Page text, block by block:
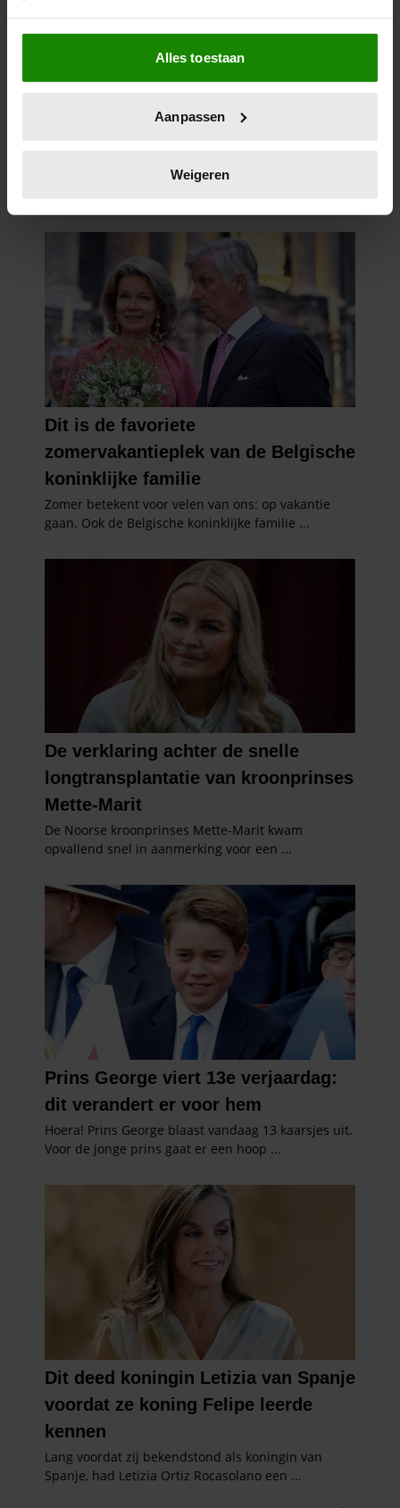
Als u het toestaat, willen we ook graag:
Informatie verzamelen over uw geografische
locatie, die tot een paar meter nauwkeurig kan zijn
scannen op specifieke eigenschappen (fingerprinting)
verwerkt en stel uw voorkeuren in het
intrekken in de Cookieverklaring.
We gebruiken cookies om content en advertenties te
personaliseren, om functies voor social media te bieden
en om ons websiteverkeer te analyseren. Ook delen we
informatie over uw gebruik van onze site met onze
partners voor social media, adverteren en analyse. Deze
partners kunnen deze gegevens combineren met andere
informatie die u aan ze heeft verstrekt of die ze hebben
verzameld op basis van uw gebruik van hun services. U
gaat akkoord met onze cookies als u onze website blijft
gebruiken.
Alles toestaan
Aanpassen
Weigeren